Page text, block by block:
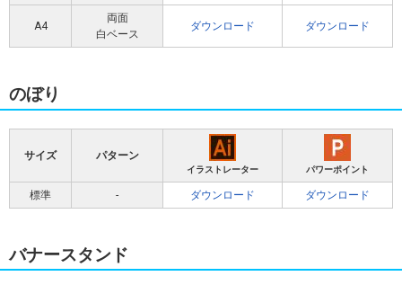
A4
両面
白ベース
ダウンロード ダウンロード
のぼり
サイズ パターン
イラストレーター パワーポイント
標準 - ダウンロード ダウンロード
バナースタンド